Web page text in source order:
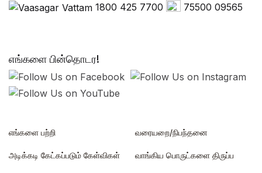
1800 425 7700
75500 09565
எங்களை பின்தொடர!
எங்களை பற்றி
அடிக்கடி கேட்கப்படும் கேள்விகள்
வரையறை/நிபந்தனை
வாங்கிய பொருட்களை திருப்ப